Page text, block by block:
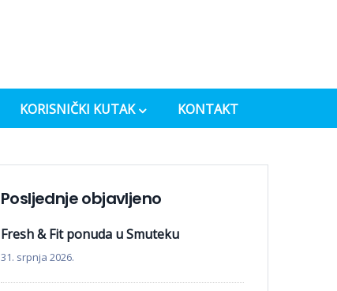
KORISNIČKI KUTAK KONTAKT
Posljednje objavljeno
Fresh & Fit ponuda u Smuteku
31. srpnja 2026.